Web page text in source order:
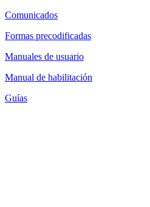
Comunicados
Formas precodificadas
Manuales de usuario
Manual de habilitación
Guías